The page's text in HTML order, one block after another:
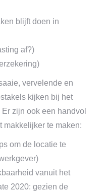
blijft doen in
af?)
vervelende en
kijken bij het
zijn ook een handvol
makkelijker te maken:
om de locatie te
vanuit het
2020: gezien de